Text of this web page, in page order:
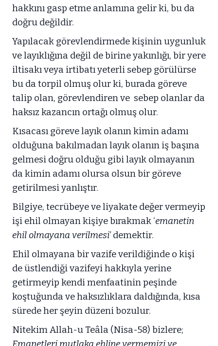
hakkını gasp etme anlamına gelir ki, bu da
doğru değildir.
Yapılacak görevlendirmede kişinin uygunluk
ve layıklığına değil de birine yakınlığı, bir yere
iltisakı veya irtibatı yeterli sebep görülürse
bu da torpil olmuş olur ki, burada göreve
talip olan, görevlendiren ve sebep olanlar da
haksız kazancın ortağı olmuş olur.
Kısacası göreve layık olanın kimin adamı
olduğuna bakılmadan layık olanın iş başına
gelmesi doğru olduğu gibi layık olmayanın
da kimin adamı olursa olsun bir göreve
getirilmesi yanlıştır.
Bilgiye, tecrübeye ve liyakate değer vermeyip
işi ehil olmayan kişiye bırakmak ‘emanetin
ehil olmayana verilmesi'demektir.
Ehil olmayana bir vazife verildiğinde o kişi
de üstlendiği vazifeyi hakkıyla yerine
getirmeyip kendi menfaatinin peşinde
koştuğunda ve haksızlıklara daldığında, kısa
sürede her şeyin düzeni bozulur.
Nitekim Allah-u Teâla (Nisa-58) bizlere;